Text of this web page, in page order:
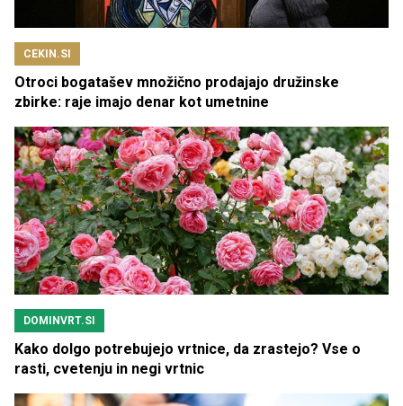
CEKIN.SI
Otroci bogatašev množično prodajajo družinske
zbirke: raje imajo denar kot umetnine
DOMINVRT.SI
Kako dolgo potrebujejo vrtnice, da zrastejo? Vse o
rasti, cvetenju in negi vrtnic